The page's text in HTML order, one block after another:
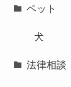
ペット
犬
法律相談